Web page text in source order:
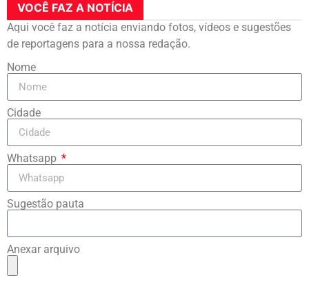
VOCÊ FAZ A NOTÍCIA
Aqui você faz a notícia enviando fotos, vídeos e sugestões
de reportagens para a nossa redação.
Nome
Cidade
Whatsapp
Sugestão pauta
Anexar arquivo